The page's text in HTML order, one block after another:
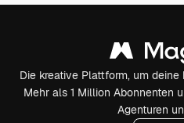
Die kreative Plattform, um
Mehr als 1 Million Abonnenten
Agenturen